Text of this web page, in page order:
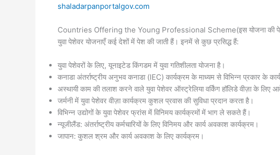
shaladarpanportalgov.com
Countries Offering the Young Professional Scheme(इस योजना की
युवा पेशेवर योजनाएँ कई देशों में पेश की जाती हैं। इनमें से कुछ प्रसिद्ध हैं:
युवा पेशेवरों के लिए, यूनाइटेड किंगडम में युवा गतिशीलता योजना है।
कनाडा अंतर्राष्ट्रीय अनुभव कनाडा (IEC) कार्यक्रम के माध्यम से विभिन्न प्रकार के
अस्थायी काम की तलाश करने वाले युवा पेशेवर ऑस्ट्रेलिया वर्किंग हॉलिडे वीज़ा के
जर्मनी में युवा पेशेवर वीज़ा कार्यक्रम कुशल प्रवास की सुविधा प्रदान करता है।
विभिन्न उद्योगों के युवा पेशेवर फ्रांस में विनिमय कार्यक्रमों में भाग ले सकते हैं।
न्यूजीलैंड: अंतर्राष्ट्रीय कर्मचारियों के लिए विनिमय और कार्य अवकाश कार्यक्रम।
जापान: कुशल श्रम और कार्य अवकाश के लिए कार्यक्रम।